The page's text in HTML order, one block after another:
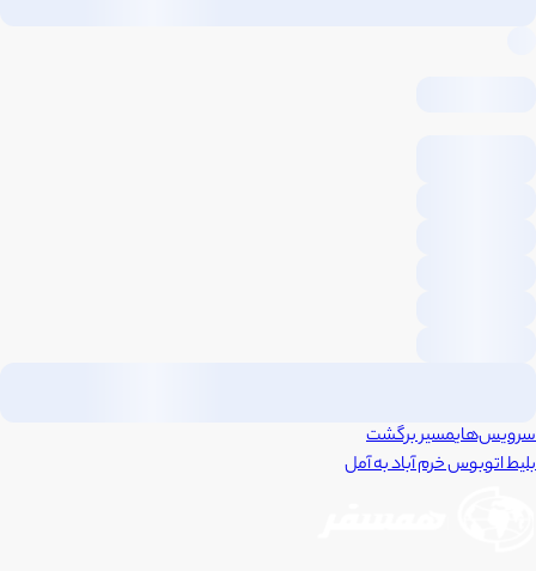
سرویس‌هایمسیر برگشت
بلیط اتوبوسخرم آبادبهآمل